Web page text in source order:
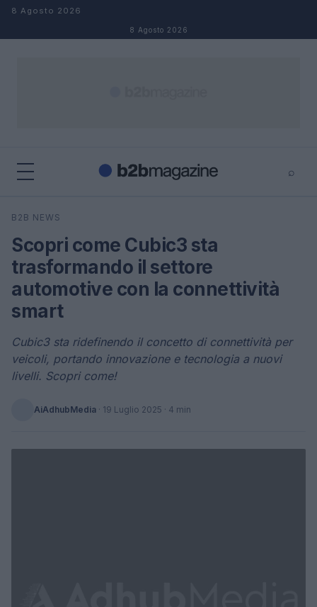
Salta al contenuto
8 Agosto 2026
8 Agosto 2026
⌕
Cerca
B2B NEWS
Scopri come Cubic3 sta
trasformando il settore
automotive con la connettività
smart
Cubic3 sta ridefinendo il concetto di connettività per
veicoli, portando innovazione e tecnologia a nuovi
livelli. Scopri come!
AiAdhubMedia · 19 Luglio 2025 · 4 min